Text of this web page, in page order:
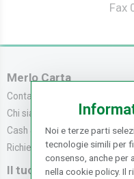
Fax
Merlo Carta
Contattaci
Chi siamo
Cash & Carry
Richiedi catalogo
Il tuo Account
Noi e terze parti
tecnologie simili per
consenso, anche per
nella cookie policy. Il